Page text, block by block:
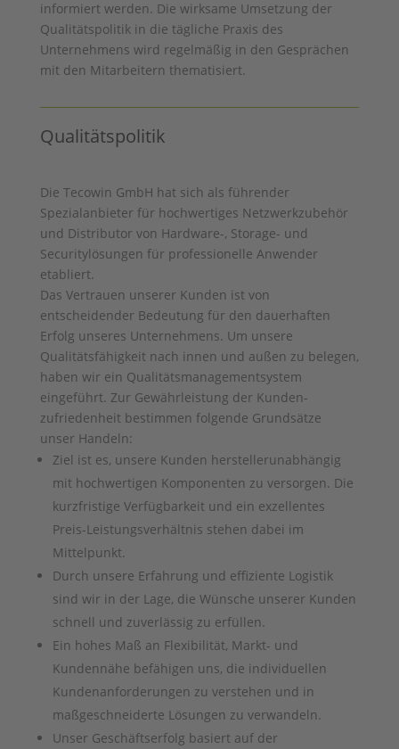
informiert werden. Die wirksame Umsetzung der
Qualitätspolitik in die tägliche Praxis des
Unternehmens wird regelmäßig in den Gesprächen
mit den Mitarbeitern thematisiert.
Qualitätspolitik
Die Tecowin GmbH hat sich als führender
Spezialanbieter für hochwertiges Netzwerkzubehör
und Distributor von Hardware-, Storage- und
Securitylösungen für professionelle Anwender
etabliert.
Das Vertrauen unserer Kunden ist von
entscheidender Bedeutung für den dauerhaften
Erfolg unseres Unternehmens. Um unsere
Qualitätsfähigkeit nach innen und außen zu belegen,
haben wir ein Qualitätsmanagementsystem
eingeführt. Zur Gewährleistung der Kunden­
zufriedenheit bestimmen folgende Grundsätze
unser Handeln:
Ziel ist es, unsere Kunden herstellerunabhängig
mit hochwertigen Komponenten zu versorgen. Die
kurzfristige Verfügbarkeit und ein exzellentes
Preis-Leistungsverhältnis stehen dabei im
Mittelpunkt.
Durch unsere Erfahrung und effiziente Logistik
sind wir in der Lage, die Wünsche unserer Kunden
schnell und zuverlässig zu erfüllen.
Ein hohes Maß an Flexibilität, Markt- und
Kundennähe befähigen uns, die individuellen
Kundenanforderungen zu verstehen und in
maßgeschneiderte Lösungen zu verwandeln.
Unser Geschäftserfolg basiert auf der